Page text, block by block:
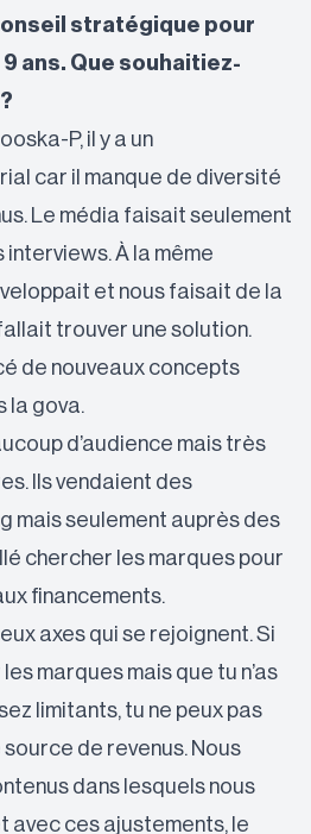
stratégique pour
ans. Que souhaitiez-
P, il y a un
car il manque de diversité
Le média faisait seulement
À la même
et nous faisait de la
trouver une solution.
de nouveaux concepts
la gova.
d’audience mais très
Ils vendaient des
mais seulement auprès des
chercher les marques pour
financements.
axes qui se rejoignent. Si
marques mais que tu n’as
limitants, tu ne peux pas
de revenus. Nous
dans lesquels nous
avec ces ajustements, le